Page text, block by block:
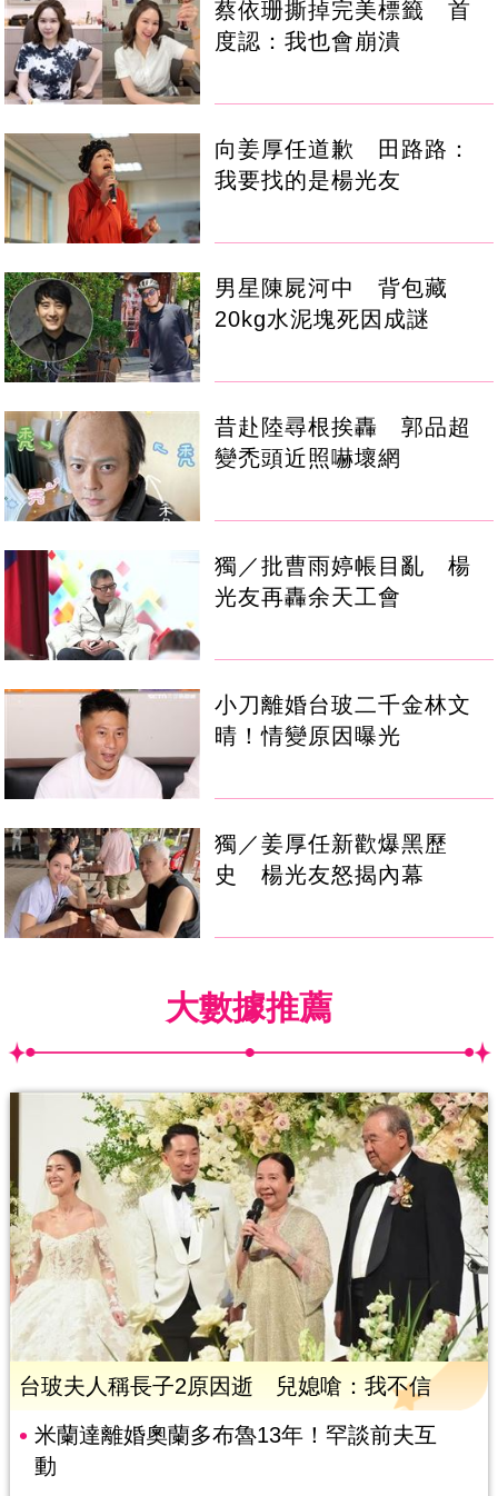
蔡依珊撕掉完美標籤 首
度認：我也會崩潰
向姜厚任道歉 田路路：
我要找的是楊光友
男星陳屍河中 背包藏
20kg水泥塊死因成謎
昔赴陸尋根挨轟 郭品超
變禿頭近照嚇壞網
獨／批曹雨婷帳目亂 楊
光友再轟余天工會
小刀離婚台玻二千金林文
晴！情變原因曝光
獨／姜厚任新歡爆黑歷
史 楊光友怒揭內幕
大數據推薦
台玻夫人稱長子2原因逝 兒媳嗆：我不信
米蘭達離婚奧蘭多布魯13年！罕談前夫互
動